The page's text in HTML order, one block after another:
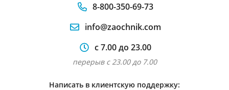
8-800-350-69-73
info@zaochnik.com
с 7.00 до 23.00
перерыв с 23.00 до 7.00
Написать в клиентскую поддержку: